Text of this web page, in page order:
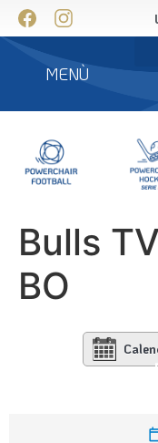
MENÙ
Bulls
BO